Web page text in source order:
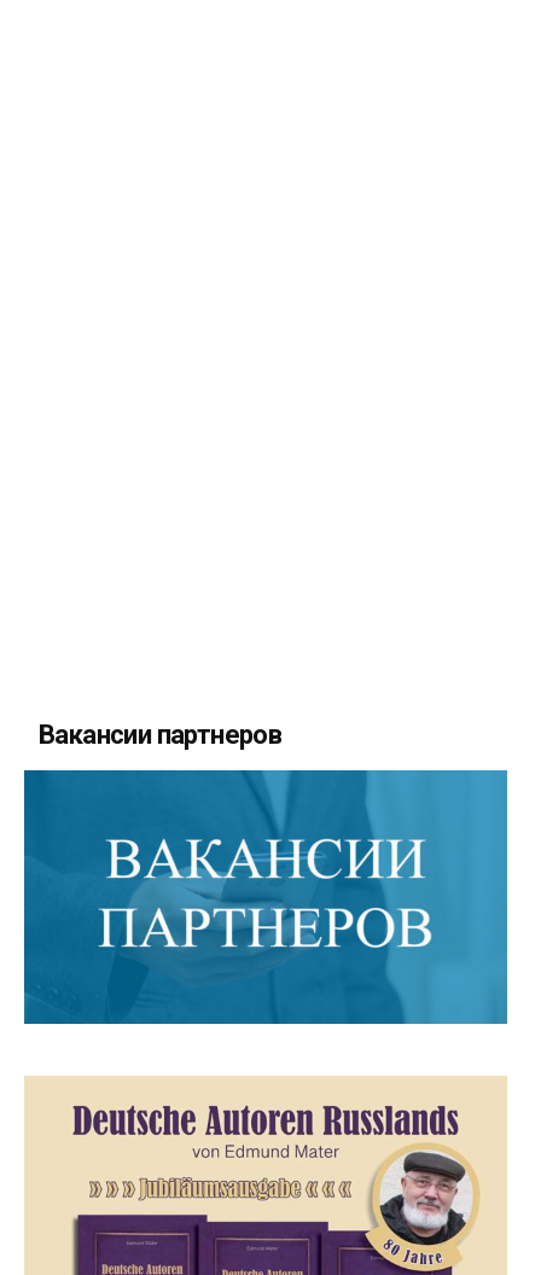
Вакансии партнеров